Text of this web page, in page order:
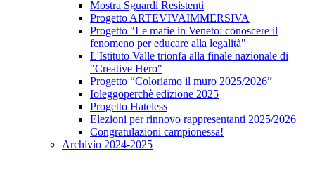
Mostra Sguardi Resistenti
Progetto ARTEVIVAIMMERSIVA
Progetto "Le mafie in Veneto: conoscere il
fenomeno per educare alla legalità"
L'Istituto Valle trionfa alla finale nazionale di
"Creative Hero"
Progetto “Coloriamo il muro 2025/2026”
Ioleggoperchè edizione 2025
Progetto Hateless
Elezioni per rinnovo rappresentanti 2025/2026
Congratulazioni campionessa!
Archivio 2024-2025